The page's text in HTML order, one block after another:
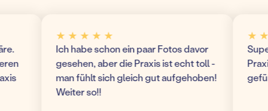
★ ★ ★ ★ ★
Ich habe schon ein paar Fotos davor
gesehen, aber die Praxis ist echt toll -
man fühlt sich gleich gut aufgehoben!
Weiter so!!
★ ★
Super